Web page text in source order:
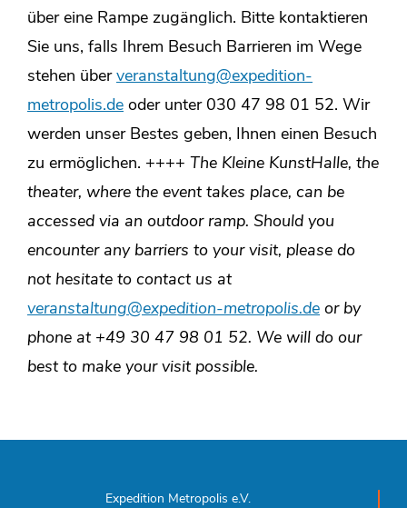
über eine Rampe zugänglich. Bitte kontaktieren
Sie uns, falls Ihrem Besuch Barrieren im Wege
stehen über veranstaltung@expedition-
metropolis.de oder unter 030 47 98 01 52. Wir
werden unser Bestes geben, Ihnen einen Besuch
zu ermöglichen. ++++ The Kleine KunstHalle, the
theater, where the event takes place, can be
accessed via an outdoor ramp. Should you
encounter any barriers to your visit, please do
not hesitate to contact us at
veranstaltung@expedition-metropolis.de or by
phone at +49 30 47 98 01 52. We will do our
best to make your visit possible.
Expedition Metropolis e.V.